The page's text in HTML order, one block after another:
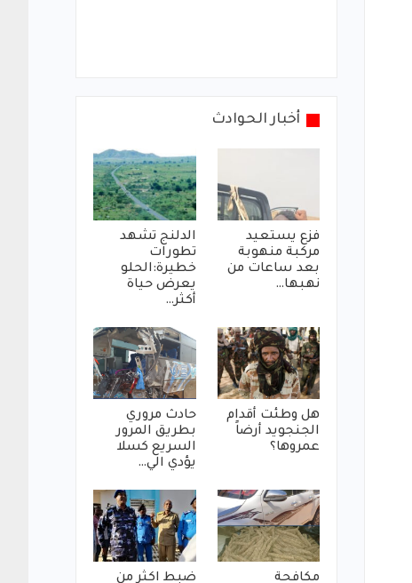
أخبار الحوادث
فزع يستعيد
مركبة منهوبة
بعد ساعات من
نهبها…
الدلنج تشهد
تطورات
خطيرة:الحلو
يعرض حياة
أكثر…
هل وطئت أقدام
الجنجويد أرضاً
عمروها؟
حادث مروري
بطريق المرور
السريع كسلا
يؤدي الي…
مكافحة
ضبط اكثر من